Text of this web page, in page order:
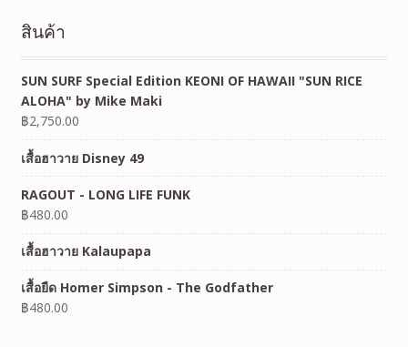
สินค้า
SUN SURF Special Edition KEONI OF HAWAII "SUN RICE
ALOHA" by Mike Maki
฿2,750.00
เสื้อฮาวาย Disney 49
RAGOUT - LONG LIFE FUNK
฿480.00
เสื้อฮาวาย Kalaupapa
เสื้อยืด Homer Simpson - The Godfather
฿480.00